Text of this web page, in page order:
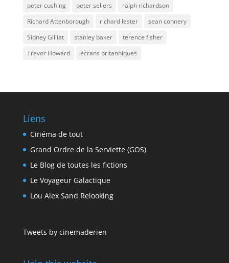
peter cushing
peter sellers
ralph richardson
Richard Attenborough
richard lester
sean connery
Sidney Gilliat
stanley baker
terence fisher
Trevor Howard
écrans britanniques
Liens
Cinéma de tout
Grand Ordre de la Serviette (GOS)
Le Blog de toutes les fictions
Le Voyageur Galactique
Lou Alex Sand Relooking
Tweets by cinemaderien